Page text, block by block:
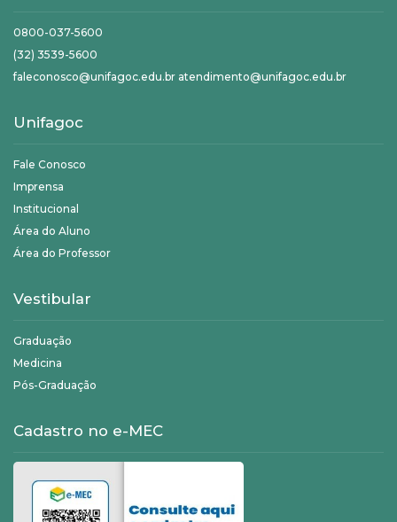
0800-037-5600
(32) 3539-5600
faleconosco@unifagoc.edu.br atendimento@unifagoc.edu.br
Unifagoc
Fale Conosco
Imprensa
Institucional
Área do Aluno
Área do Professor
Vestibular
Graduação
Medicina
Pós-Graduação
Cadastro no e-MEC